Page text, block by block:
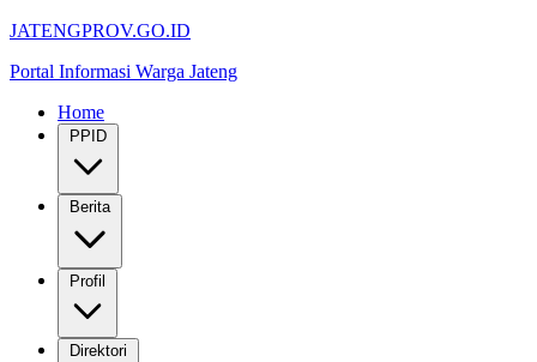
JATENGPROV.GO.ID
Portal Informasi Warga Jateng
Home
PPID
Berita
Profil
Direktori